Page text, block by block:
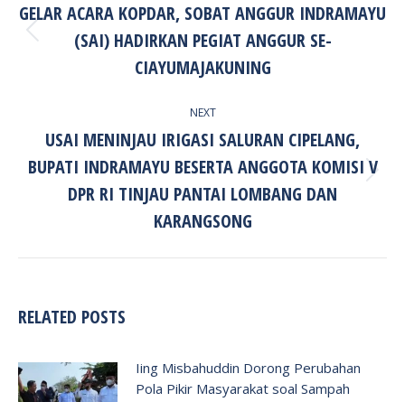
Previous
post:
GELAR ACARA KOPDAR, SOBAT ANGGUR INDRAMAYU
(SAI) HADIRKAN PEGIAT ANGGUR SE-
CIAYUMAJAKUNING
NEXT
Next
post:
USAI MENINJAU IRIGASI SALURAN CIPELANG,
BUPATI INDRAMAYU BESERTA ANGGOTA KOMISI V
DPR RI TINJAU PANTAI LOMBANG DAN
KARANGSONG
RELATED POSTS
Iing Misbahuddin Dorong Perubahan
Pola Pikir Masyarakat soal Sampah